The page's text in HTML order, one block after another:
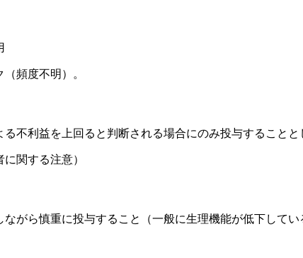
頻度不明）。
不利益を上回ると判断される場合にのみ投与することと
関する注意）
がら慎重に投与すること（一般に生理機能が低下してい